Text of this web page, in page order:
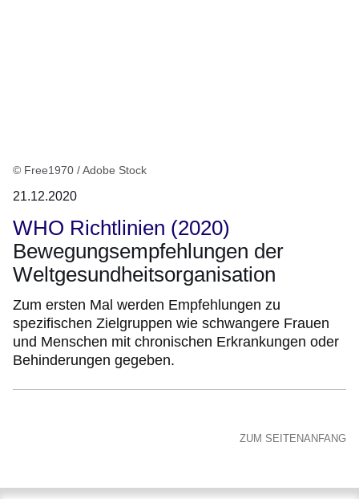
© Free1970 / Adobe Stock
21.12.2020
WHO Richtlinien (2020)
Bewegungsempfehlungen der
Weltgesundheitsorganisation
Zum ersten Mal werden Empfehlungen zu
spezifischen Zielgruppen wie schwangere Frauen
und Menschen mit chronischen Erkrankungen oder
Behinderungen gegeben.
ZUM SEITENANFANG